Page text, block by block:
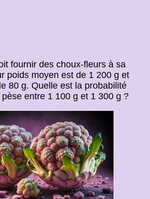
fournir des choux-fleurs à sa
poids moyen est de 1 200 g et
80 g. Quelle est la probabilité
pèse entre 1 100 g et 1 300 g ?